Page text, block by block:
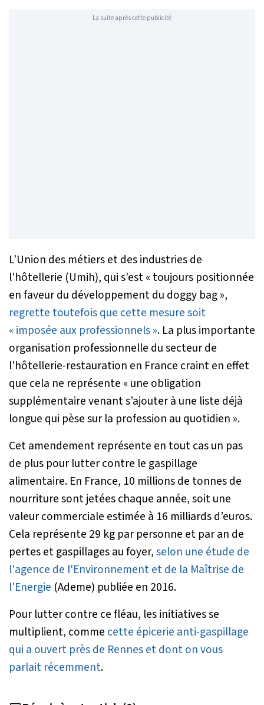
La suite après cette publicité
L'Union des métiers et des industries de
l'hôtellerie (Umih), qui s'est« toujours positionnée
en faveur du développement du doggy bag »,
regrette toutefois que cette mesure soit
« imposée aux professionnels ». La plus importante
organisation professionnelle du secteur de
l'hôtellerie-restauration en France craint en effet
que cela ne représente « une obligation
supplémentaire venant s’ajouter à une liste déjà
longue qui pèse sur la profession au quotidien ».
Cet amendement représente en tout cas un pas
de plus pour lutter contre le gaspillage
alimentaire. En France, 10 millions de tonnes de
nourriture sont jetées chaque année, soit une
valeur commerciale estimée à 16 milliards d’euros.
Cela représente 29 kg par personne et par an de
pertes et gaspillages au foyer,selon une étude de
l'agence de l'Environnement et de la Maîtrise de
l'Energie (Ademe) publiée en 2016.
Pour lutter contre ce fléau, les initiatives se
multiplient, comme cette épicerie anti-gaspillage
qui a ouvert près de Rennes et dont on vous
parlait récemment.